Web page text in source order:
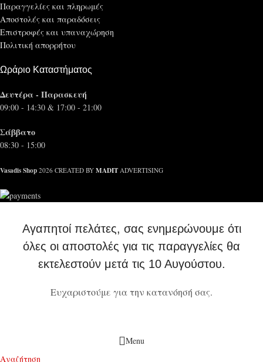
Παραγγελίες και πληρωμές
Αποστολές και παραδόσεις
Επιστροφές και υπαναχώρηση
Πολιτική απορρήτου
Ωράριο Καταστήματος
Δευτέρα - Παρασκευή
09:00 - 14:30 & 17:00 - 21:00
Σάββατο
08:30 - 15:00
Vasadis Shop 2026 CREATED BY MADIT ADVERTISING
Αγαπητοί πελάτες, σας ενημερώνουμε ότι
όλες οι αποστολές για τις παραγγελίες θα
εκτελεστούν μετά τις 10 Αυγούστου.
Ευχαριστούμε για την κατανόησή σας.
Menu
Αναζήτηση